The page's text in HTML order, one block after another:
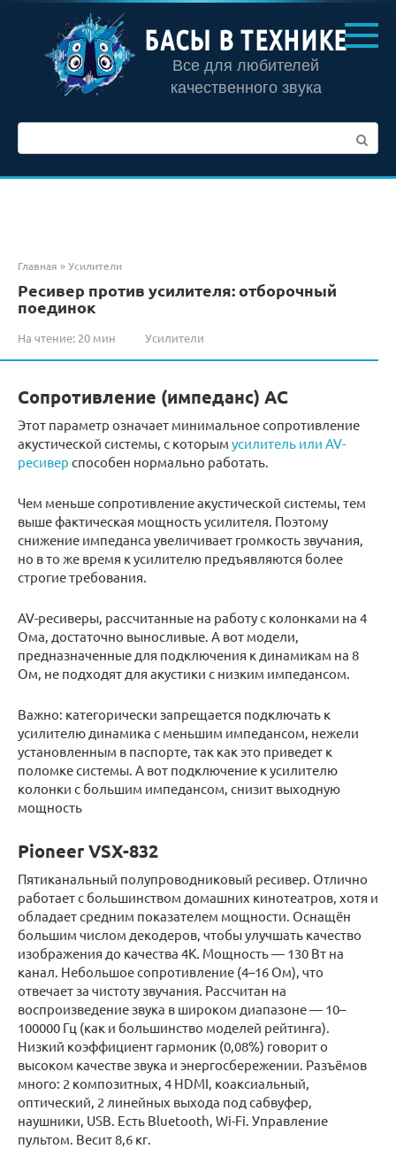
контенту
БАСЫ В ТЕХНИКЕ
Все для любителей
качественного звука
Главная »Усилители
Ресивер против усилителя: отборочный
поединок
На чтение: 20 мин Усилители
Сопротивление (импеданс) АС
Этот параметр означает минимальное сопротивление
акустической системы, с которым усилитель или AV-
ресивер способен нормально работать.
Чем меньше сопротивление акустической системы, тем
выше фактическая мощность усилителя. Поэтому
снижение импеданса увеличивает громкость звучания,
но в то же время к усилителю предъявляются более
строгие требования.
AV-ресиверы, рассчитанные на работу с колонками на 4
Ома, достаточно выносливые. А вот модели,
предназначенные для подключения к динамикам на 8
Ом, не подходят для акустики с низким импедансом.
Важно: категорически запрещается подключать к
усилителю динамика с меньшим импедансом, нежели
установленным в паспорте, так как это приведет к
поломке системы. А вот подключение к усилителю
колонки с большим импедансом, снизит выходную
мощность
Pioneer VSX-832
Пятиканальный полупроводниковый ресивер. Отлично
работает с большинством домашних кинотеатров, хотя и
обладает средним показателем мощности. Оснащён
большим числом декодеров, чтобы улучшать качество
изображения до качества 4К. Мощность — 130 Вт на
канал. Небольшое сопротивление (4–16 Ом), что
отвечает за чистоту звучания. Рассчитан на
воспроизведение звука в широком диапазоне — 10–
100000 Гц (как и большинство моделей рейтинга).
Низкий коэффициент гармоник (0,08%) говорит о
высоком качестве звука и энергосбережении. Разъёмов
много: 2 композитных, 4 HDMI, коаксиальный,
оптический, 2 линейных выхода под сабвуфер,
наушники, USB. Есть Bluetooth, Wi-Fi. Управление
пультом. Весит 8,6 кг.